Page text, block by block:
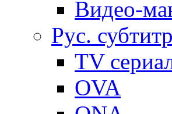
Видео-
Рус.
TV
OVA